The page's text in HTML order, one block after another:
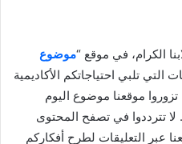
الكرام، في موقع “موضوع
تلبي احتياجاتكم الأكاديمية
موقعنا موضوع اليوم
تترددوا في تصفح المحتوى
عبر التعليقات لطرح أفكاركم